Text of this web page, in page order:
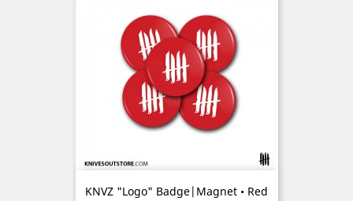
KNVZ "Logo" Badge|Magnet • Red